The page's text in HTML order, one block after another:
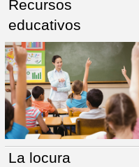
Recursos
educativos
La locura